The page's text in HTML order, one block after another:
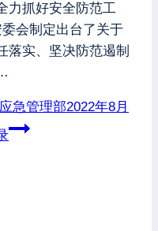
力抓好安全防范工
会制定出台了关于
落实、坚决防范遏制
应急管理部2022年8月